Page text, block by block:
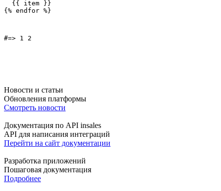
{{ item }}
{% endfor %}
#=> 1 2
Новости и статьи
Обновления платформы
Смотреть новости
Документация по API insales
API для написания интеграций
Перейти на сайт документации
Разработка приложений
Пошаговая документация
Подробнее